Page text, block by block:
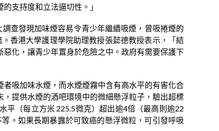
支持度和立法逼切性。」
查發現加味煙容易令青少年繼續吸煙，曾吸捲煙的
香港大學護理學院助理教授張懿德教授表示，「結
化，讓青少年置身於危險之中。政府有需要保護下
吸加味水煙，而水煙煙霧中含有高水平的有害化合
提供水煙的酒吧環境中的微細懸浮粒子，驗出超標
平（每立方米 225.5微克）超出逾4倍（最高則逾22
。如果長期暴露於可致癌的懸浮微粒，可引發呼吸